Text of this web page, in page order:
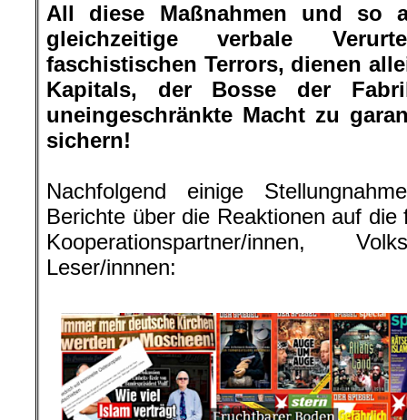
All diese Maßnahmen und so
gleichzeitige verbale
faschistischen Terrors, dienen
Kapitals, der Bosse der
uneingeschränkte Macht zu
sichern!
Nachfolgend einige
Berichte über die Reaktionen auf
Kooperationspartner/innen,
Leser/innnen: